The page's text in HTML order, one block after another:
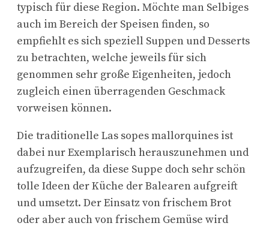
typisch für diese Region. Möchte man Selbiges
auch im Bereich der Speisen finden, so
empfiehlt es sich speziell Suppen und Desserts
zu betrachten, welche jeweils für sich
genommen sehr große Eigenheiten, jedoch
zugleich einen überragenden Geschmack
vorweisen können.
Die traditionelle Las sopes mallorquines ist
dabei nur Exemplarisch herauszunehmen und
aufzugreifen, da diese Suppe doch sehr schön
tolle Ideen der Küche der Balearen aufgreift
und umsetzt. Der Einsatz von frischem Brot
oder aber auch von frischem Gemüse wird